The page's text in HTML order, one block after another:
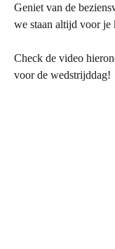
Geniet van de
we staan altijd voor je
Check de video
voor de wedstrijddag!